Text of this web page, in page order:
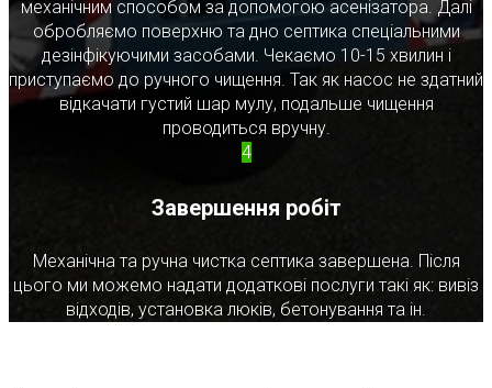
механічним способом за допомогою асенізатора. Далі
обробляємо поверхню та дно септика спеціальними
дезінфікуючими засобами. Чекаємо 10-15 хвилин і
приступаємо до ручного чищення. Так як насос не здатний
відкачати густий шар мулу, подальше чищення
проводиться вручну.
4
Завершення робіт
Механічна та ручна чистка септика завершена. Після
цього ми можемо надати додаткові послуги такі як: вивіз
відходів, установка люків, бетонування та ін.